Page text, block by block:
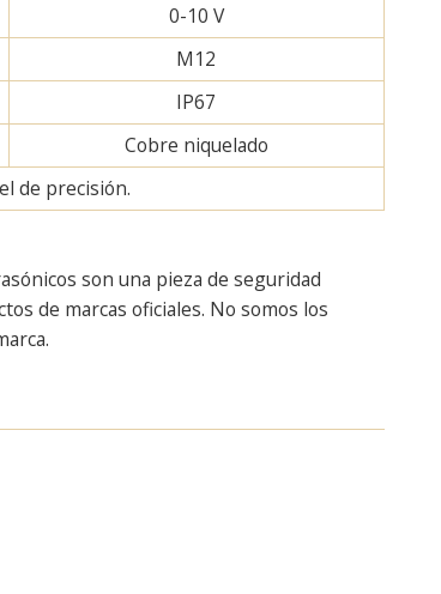
0-10 V
M12
IP67
Cobre niquelado
de precisión.
son una pieza de seguridad
de marcas oficiales. No somos los